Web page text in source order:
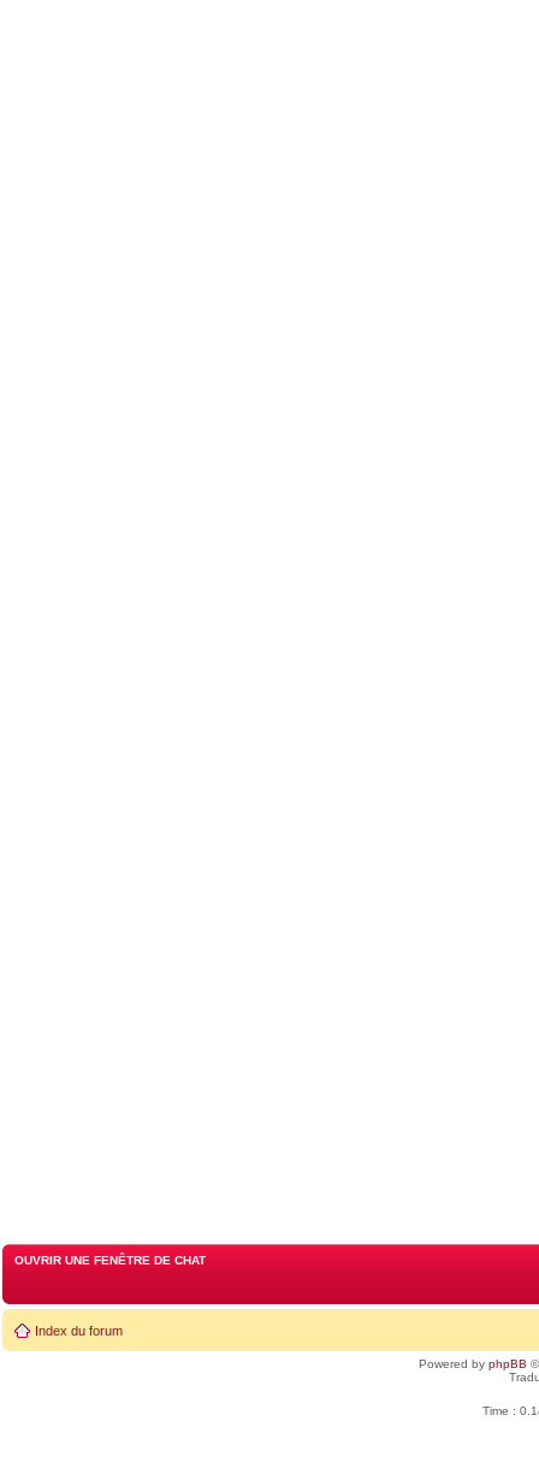
OUVRIR UNE FENÊTRE DE CHAT
Index du forum
Powered by phpBB
Time :